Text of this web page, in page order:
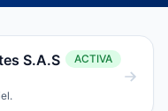
S.A.S ACTIVA